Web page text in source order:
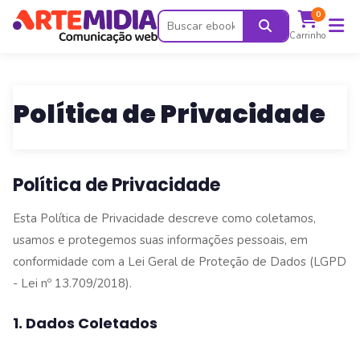
0
Carrinho
Política de Privacidade
Política de Privacidade
Esta Política de Privacidade descreve como coletamos,
usamos e protegemos suas informações pessoais, em
conformidade com a Lei Geral de Proteção de Dados (LGPD
- Lei nº 13.709/2018).
1. Dados Coletados